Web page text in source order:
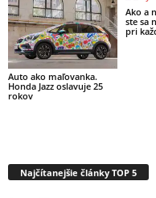
Auto ako maľovanka.
Honda Jazz oslavuje 25
rokov
Ako a
ste sa
pri
Najčítanejšie články TOP 5